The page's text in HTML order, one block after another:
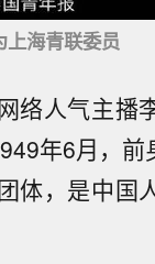
海青联委员
络人气主播
年6月，
体，是中国